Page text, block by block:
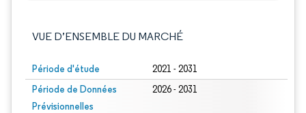
VUE D’ENSEMBLE DU MARCHÉ
Période d'étude 2021 - 2031
Période de Données
Prévisionnelles
2026 - 2031